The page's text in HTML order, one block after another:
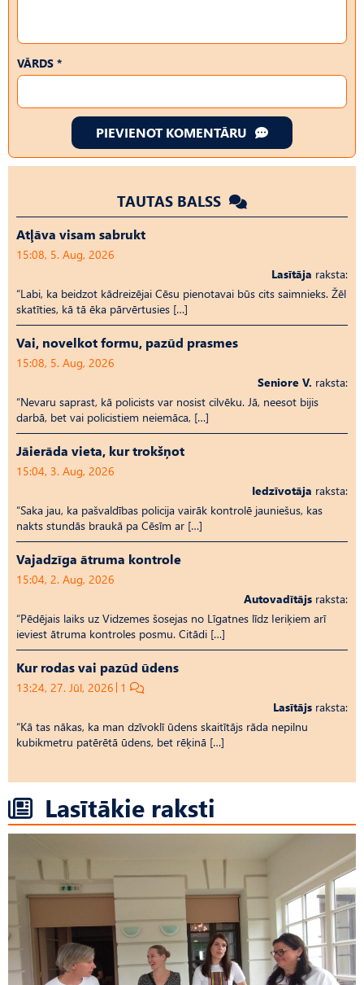
VĀRDS *
PIEVIENOT KOMENTĀRU
TAUTAS BALSS
Atļāva visam sabrukt
15:08, 5. Aug, 2026
Lasītāja raksta:
“Labi, ka beidzot kādreizējai Cēsu pienotavai būs cits saimnieks. Žēl
skatīties, kā tā ēka pārvērtusies […]
Vai, novelkot formu, pazūd prasmes
15:08, 5. Aug, 2026
Seniore V. raksta:
“Nevaru saprast, kā policists var nosist cilvēku. Jā, neesot bijis
darbā, bet vai policistiem neiemāca, […]
Jāierāda vieta, kur trokšņot
15:04, 3. Aug, 2026
Iedzīvotāja raksta:
“Saka jau, ka pašvaldības policija vairāk kontrolē jauniešus, kas
nakts stundās braukā pa Cēsīm ar […]
Vajadzīga ātruma kontrole
15:04, 2. Aug, 2026
Autovadītājs raksta:
“Pēdējais laiks uz Vid­ze­mes šosejas no Līgatnes līdz Ieriķiem arī
ieviest ātruma kontroles posmu. Citādi […]
Kur rodas vai pazūd ūdens
13:24, 27. Jūl, 2026 1
Lasītājs raksta:
“Kā tas nākas, ka man dzīvoklī ūdens skaitītājs rāda nepilnu
kubikmetru patērētā ūdens, bet rēķinā […]
Lasītākie raksti